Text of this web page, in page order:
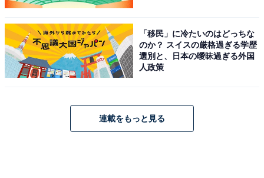
「移民」に冷たいのはどっちな
のか？ スイスの厳格過ぎる学歴
選別と、日本の曖昧過ぎる外国
人政策
連載をもっと見る